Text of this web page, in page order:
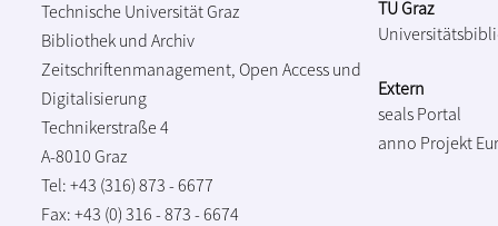
Technische Universität Graz
Bibliothek und Archiv
Zeitschriftenmanagement, Open Access und
Digitalisierung
Technikerstraße 4
A-8010 Graz
Tel: +43 (316) 873 - 6677
Fax: +43 (0) 316 - 873 - 6674
TU Graz
Extern
seals Portal
anno Projekt